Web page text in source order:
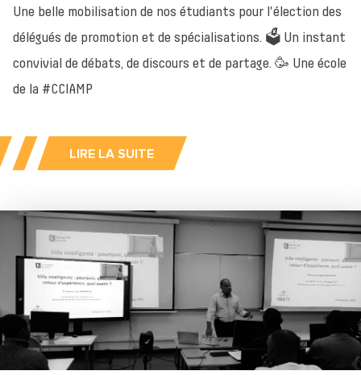
Une belle mobilisation de nos étudiants pour l'élection des
délégués de promotion et de spécialisations. 🗳️ Un instant
convivial de débats, de discours et de partage. 🥳 Une école
de la #CCIAMP
LIRE LA SUITE